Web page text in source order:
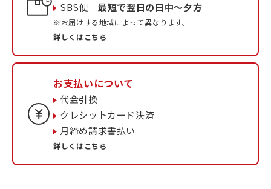
SBS便最短で翌日の日中〜夕方
※お届けする地域によって異なります。
詳しくはこちら
お支払いについて
代金引換
クレシットカード決済
月締め請求書払い
詳しくはこちら